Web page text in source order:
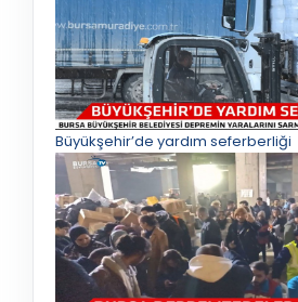
Büyükşehir’de yardım seferberliği